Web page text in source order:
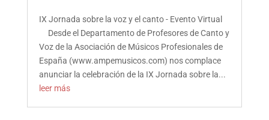
IX Jornada sobre la voz y el canto - Evento Virtual
Desde el Departamento de Profesores de Canto y
Voz de la Asociación de Músicos Profesionales de
España (www.ampemusicos.com) nos complace
anunciar la celebración de la IX Jornada sobre la...
leer más